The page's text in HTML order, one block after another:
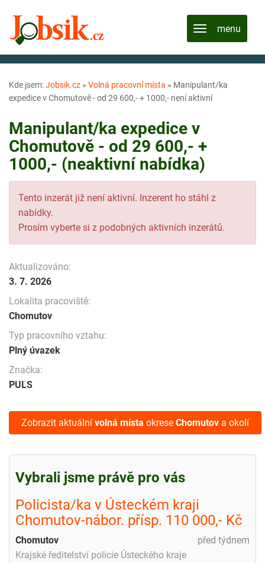
Kde jsem:Jobsik.cz » Volná pracovní místa » Manipulant/ka
expedice v Chomutově - od 29 600,- + 1000,- není aktivní
Manipulant/ka expedice v
Chomutově - od 29 600,- +
1000,- (neaktivní nabídka)
Tento inzerát již není aktivní. Inzerent ho stáhl z
nabídky.
Prosím vyberte si z podobných aktivních inzerátů.
Aktualizováno:
3. 7. 2026
Lokalita pracoviště:
Chomutov
Typ pracovního vztahu:
Plný úvazek
Značka:
PULS
Zobrazit aktuální volná místa okrese Chomutov a okolí
Vybrali jsme právě pro vás
Policista/ka v Ústeckém kraji
Chomutov-nábor. přísp. 110 000,- Kč
před týdnem
Chomutov
Krajské ředitelství policie Ústeckého kraje